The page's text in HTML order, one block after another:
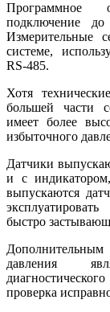
Программное
подключение
Измерительные
системе,
RS‑485.
Хотя
большей части
имеет более
избыточного
Датчики
и с
выпускаются
быстро
давления
проверка